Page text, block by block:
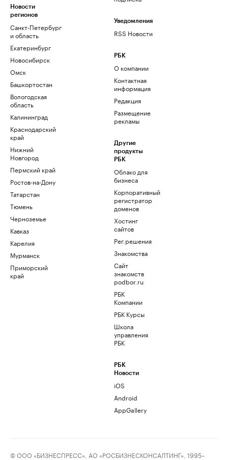
Новости
регионов
Санкт-Петербург
и область
Екатеринбург
Новосибирск
Омск
Башкортостан
Вологодская
область
Калининград
Краснодарский
край
Нижний
Новгород
Пермский край
Ростов-на-Дону
Татарстан
Тюмень
Черноземье
Кавказ
Карелия
Мурманск
Приморский
край
Уведомления
RSS Новости
РБК
О компании
Контактная
информация
Редакция
Размещение
рекламы
Другие
продукты
РБК
Облако для
бизнеса
Корпоративный
регистратор
доменов
Хостинг
сайтов
Рег.решения
Знакомства
Сайт
знакомств
podbor.ru
РБК
Компании
РБК Курсы
Школа
управления
РБК
РБК
Новости
iOS
Android
AppGallery
© ООО «БИЗНЕСПРЕСС», АО «РОСБИЗНЕСКОНСАЛТИНГ», 1995–